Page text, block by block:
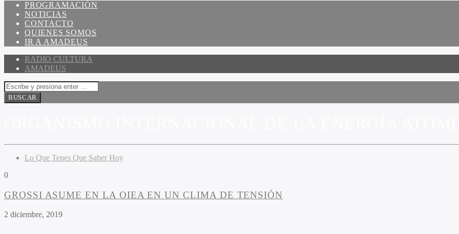
PROGRAMACIÓN
NOTICIAS
CONTACTO
QUIENES SOMOS
IR A AMADEUS
RADIO CULTURA
AMADEUS
Lo Que Tenes Que Saber Hoy
0
GROSSI ASUME EN LA OIEA EN UN CLIMA DE TENSIÓN
2 diciembre, 2019